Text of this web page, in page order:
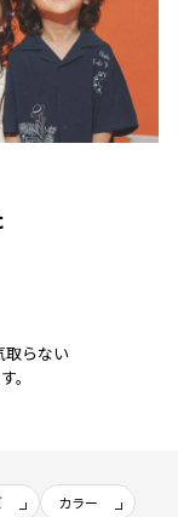
取らない
。
カラー